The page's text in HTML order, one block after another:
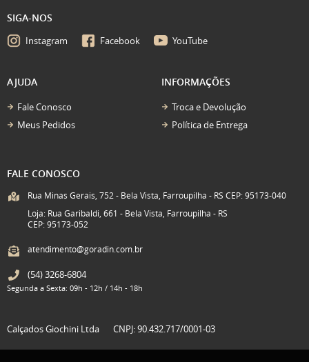
SIGA-NOS
Instagram Facebook YouTube
AJUDA
Fale Conosco
Meus Pedidos
INFORMAÇÕES
Troca e Devolução
Política de Entrega
FALE CONOSCO
Rua Minas Gerais, 752 - Bela Vista, Farroupilha - RS CEP: 95173-040
Loja: Rua Garibaldi, 661 - Bela Vista, Farroupilha - RS
CEP: 95173-052
atendimento@goradin.com.br
(54)3268-6804
Segunda a Sexta: 09h - 12h / 14h - 18h
Calçados Giochini Ltda CNPJ: 90.432.717/0001-03